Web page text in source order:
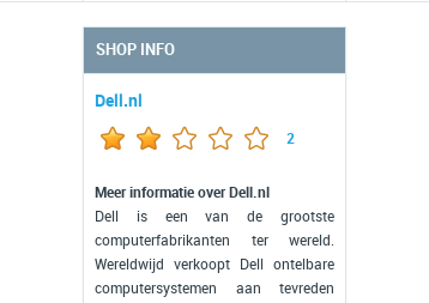
SHOP INFO
Dell.nl
2
Meer informatie over Dell.nl
Dell is een van de grootste
computerfabrikanten ter wereld.
Wereldwijd verkoopt Dell ontelbare
computersystemen aan tevreden